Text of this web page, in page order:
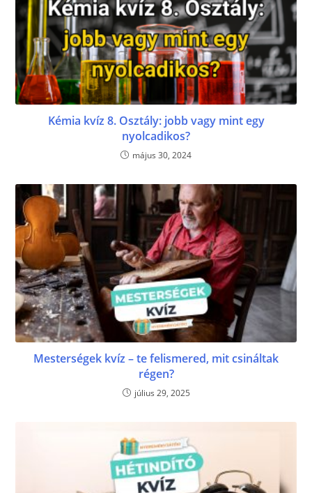
Kémia kvíz 8. Osztály: jobb vagy mint egy
nyolcadikos?
május 30, 2024
Mesterségek kvíz – te felismered, mit csináltak
régen?
július 29, 2025